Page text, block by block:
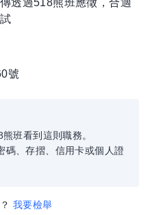
透過518熊班應徵，合適
號
班看到這則職務。
碼、存摺、信用卡或個人證
我要檢舉